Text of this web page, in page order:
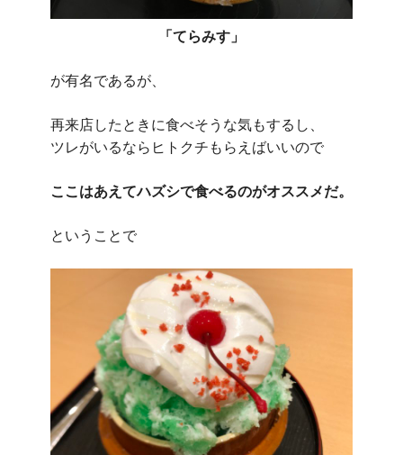
「てらみす」
が有名であるが、
再来店したときに食べそうな気もするし、
ツレがいるならヒトクチもらえばいいので
ここはあえてハズシで食べるのがオススメだ。
ということで